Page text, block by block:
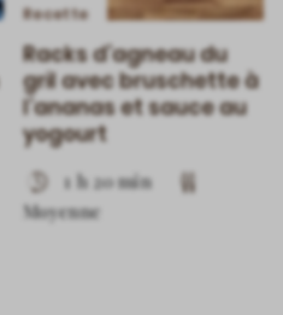
Recette
Racks d’agneau du
gril avec bruschette à
l’ananas et sauce au
yogourt
1 h 20 min
Moyenne